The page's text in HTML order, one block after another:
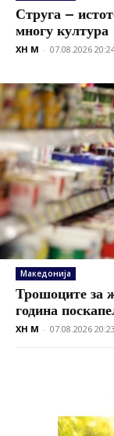
Струга –
многу култура
XH M - 07.08.2026
Македонија
Трошоците за
година
XH M - 07.08.2026 20:23